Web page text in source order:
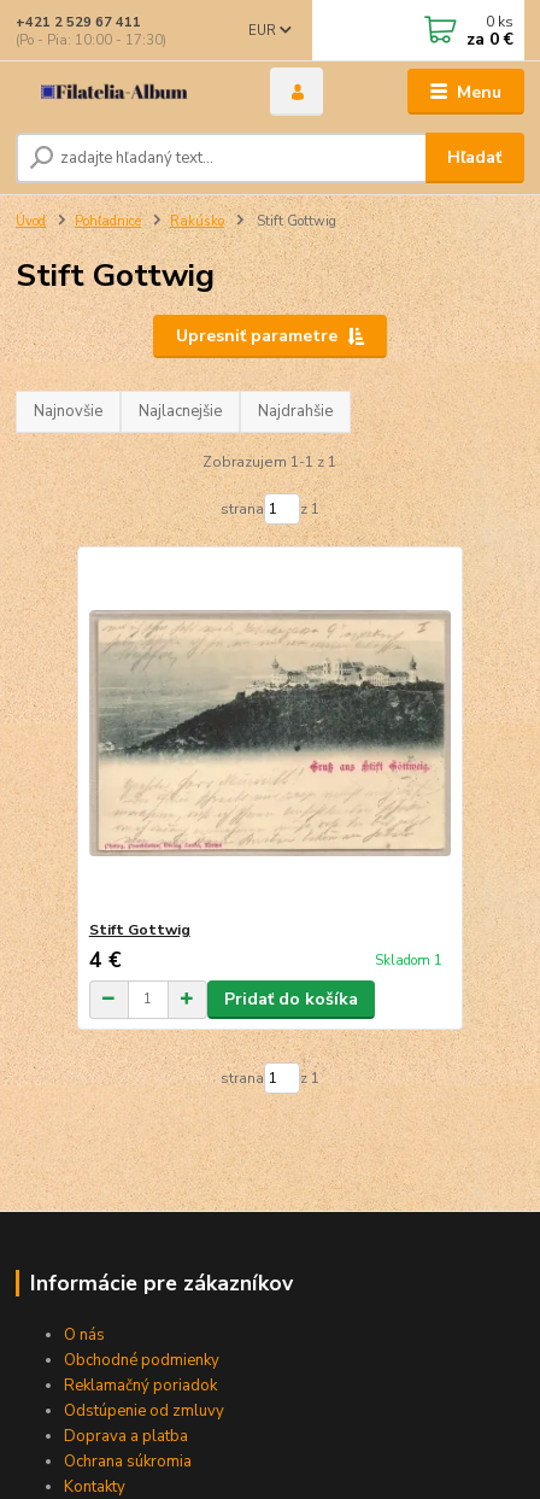
Menu
EUR
Hľadať
+421 2 529 67 411
(Po - Pia: 10:00 - 17:30)
0 ks
za 0 €
Úvod Pohľadnice Rakúsko Stift Gottwig
Stift Gottwig
Upresniť parametre
Najnovšie Najlacnejšie Najdrahšie
Zobrazujem 1-1 z 1
strana z 1
Stift Gottwig
4 € Skladom 1
Pridať do košíka
strana z 1
Informácie pre zákazníkov
O nás
Obchodné podmienky
Reklamačný poriadok
Odstúpenie od zmluvy
Doprava a platba
Ochrana súkromia
Kontakty